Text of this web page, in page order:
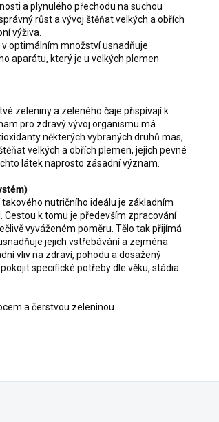
a plynulého přechodu na suchou
růst a vývoj štěňat velkých a obřích
výživa.
optimálním množství usnadňuje
aparátu, který je u velkých plemen
zeleniny a zeleného čaje přispívají k
pro zdravý vývoj organismu má
některých vybraných druhů mas,
velkých a obřích plemen, jejich pevné
látek naprosto zásadní význam.
nutričního ideálu je základním
k tomu je především zpracování
vyváženém poměru. Tělo tak přijímá
jejich vstřebávání a zejména
vliv na zdraví, pohodu a dosažený
specifické potřeby dle věku, stádia
a čerstvou zeleninou.